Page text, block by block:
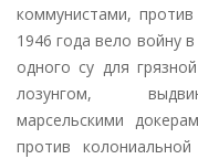
коммунистами,
1946 года вело войну
одного су для
лозунгом,
марсельскими
против